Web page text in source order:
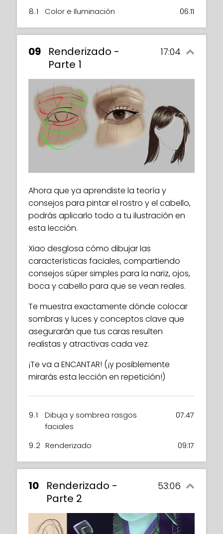
8.1 Color e Iluminación 06:11
09
Renderizado -
Parte 1
17:04
Ahora que ya aprendiste la teoría y
consejos para pintar el rostro y el cabello,
podrás aplicarlo todo a tu ilustración en
esta lección.
Xiao desglosa cómo dibujar las
características faciales, compartiendo
consejos súper simples para la nariz, ojos,
boca y cabello para que se vean reales.
Te muestra exactamente dónde colocar
sombras y luces y conceptos clave que
asegurarán que tus caras resulten
realistas y atractivas cada vez.
¡Te va a ENCANTAR! (¡y posiblemente
mirarás esta lección en repetición!)
9.1
Dibuja y sombrea rasgos
faciales
07:47
9.2 Renderizado 09:17
10
Renderizado -
Parte 2
53:06